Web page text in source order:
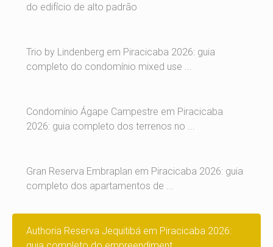
do edifício de alto padrão
Trio by Lindenberg em Piracicaba 2026: guia
completo do condomínio mixed use ...
Condomínio Ágape Campestre em Piracicaba
2026: guia completo dos terrenos no ...
Gran Reserva Embraplan em Piracicaba 2026: guia
completo dos apartamentos de ...
Authoria Reserva Jequitibá em Piracicaba 2026: